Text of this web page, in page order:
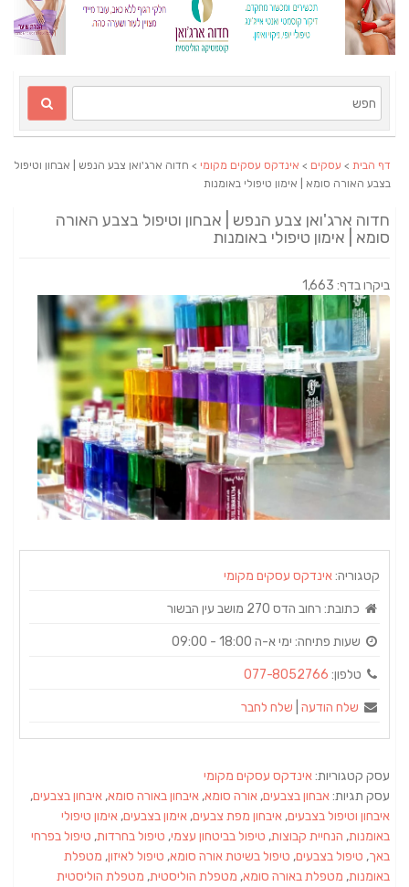
דף הבית > עסקים > אינדקס עסקים מקומי > חדוה ארג'ואן צבע הנפש | אבחון וטיפול
בצבע האורה סומא | אימון טיפולי באומנות
חדוה ארג'ואן צבע הנפש | אבחון וטיפול בצבע האורה
סומא | אימון טיפולי באומנות
ביקרו בדף: 1,663
קטגוריה:אינדקס עסקים מקומי
כתובת: רחוב הדס 270 מושב עין הבשור
שעות פתיחה: ימי א-ה 18:00 - 09:00
טלפון: 077-8052766
שלח הודעה שלח לחבר
עסק קטגוריות:אינדקס עסקים מקומי
עסק תגיות:אבחון בצבעים, אורה סומא, איבחון באורה סומא, איבחון בצבעים,
איבחון וטיפול בצבעים, איבחון מפת צבעים, אימון בצבעים, אימון טיפולי
באומנות, הנחיית קבוצות, טיפול בביטחון עצמי, טיפול בחרדות, טיפול בפרחי
באך, טיפול בצבעים, טיפול בשיטת אורה סומא, טיפול לאיזון, מטפלת
באומנות, מטפלת באורה סומא, מטפלת הוליסטית, מטפלת הוליסטית